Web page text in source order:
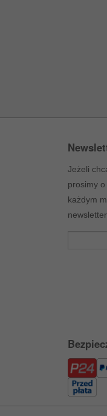
Jeżeli
prosimy
każdym